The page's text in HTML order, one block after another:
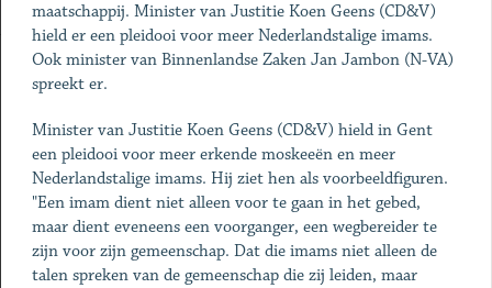
maatschappij. Minister van Justitie Koen Geens (CD&V)
hield er een pleidooi voor meer Nederlandstalige imams.
Ook minister van Binnenlandse Zaken Jan Jambon (N-VA)
spreekt er.
Minister van Justitie Koen Geens (CD&V) hield in Gent
een pleidooi voor meer erkende moskeeën en meer
Nederlandstalige imams. Hij ziet hen als voorbeeldfiguren.
"Een imam dient niet alleen voor te gaan in het gebed,
maar dient eveneens een voorganger, een wegbereider te
zijn voor zijn gemeenschap. Dat die imams niet alleen de
talen spreken van de gemeenschap die zij leiden, maar